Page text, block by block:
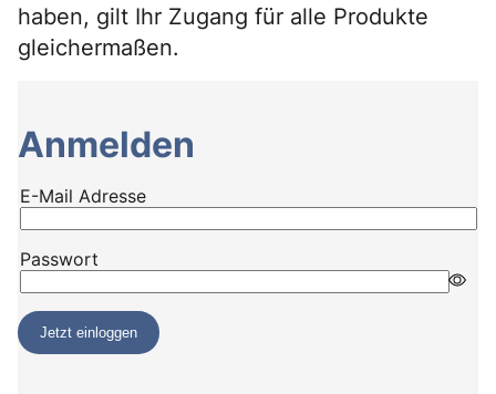
haben, gilt Ihr Zugang für alle Produkte
gleichermaßen.
Anmelden